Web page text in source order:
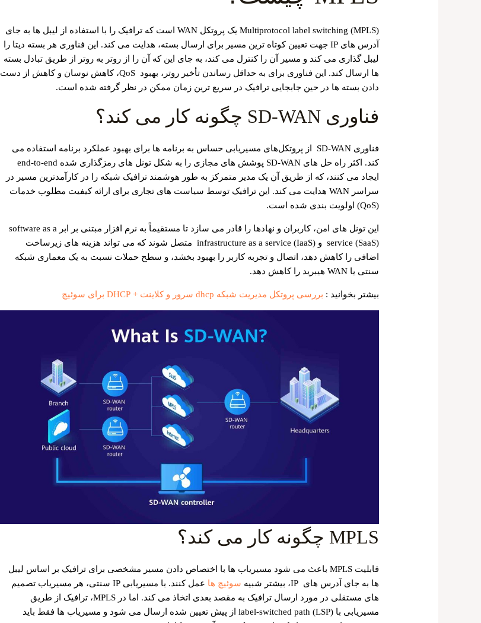
Multiprotocol label switching (MPLS) یک پروتکل WAN است که ترافیک را با استفاده از لیبل ها به جای
آدرس های IP جهت تعیین کوتاه ترین مسیر برای ارسال بسته، هدایت می کند. این فناوری هر بسته دیتا را
لیبل گذاری می کند و مسیر آن را کنترل می ‌کند، به جای این که آن را از روتر به روتر از طریق تبادل بسته
‌ها ارسال کند. این فناوری برای به حداقل رساندن تأخیر روتر، بهبود QoS، کاهش نوسان و کاهش از دست
دادن بسته ها در حین جابجایی ترافیک در سریع ترین زمان ممکن در نظر گرفته شده است.
فناوری SD-WAN چگونه کار می کند؟
فناوری SD-WAN از پروتکل‌های مسیریابی حساس به برنامه‌ ها برای بهبود عملکرد برنامه استفاده می
‌کند. اکثر راه حل های SD-WAN پوشش های مجازی را به شکل تونل های رمزگذاری شده end-to-end
ایجاد می کنند، که از طریق آن یک مدیر متمرکز به طور هوشمند ترافیک شبکه را در کارآمدترین مسیر در
سراسر WAN هدایت می کند. این ترافیک توسط سیاست های تجاری برای ارائه کیفیت مطلوب خدمات
(QoS) اولویت بندی شده است.
این تونل ‌های امن، کاربران و نهادها را قادر می ‌سازد تا مستقیماً به نرم ‌افزار مبتنی بر ابر software as a
service (SaaS) و infrastructure as a service (IaaS) متصل شوند که می ‌تواند هزینه ‌های زیرساخت
اضافی را کاهش دهد، اتصال و تجربه کاربر را بهبود بخشد، و سطح حملات نسبت به یک معماری شبکه
سنتی یا WAN هیبرید را کاهش دهد.
بیشتر بخوانید : بررسی پروتکل مدیریت شبکه dhcp سرور و کلاینت + DHCP برای سوئیچ
MPLS‌ چگونه کار می کند؟
قابلیت MPLS باعث می ‌شود مسیریاب ‌ها با اختصاص دادن مسیر مشخصی برای ترافیک بر اساس لیبل
‌ها به جای آدرس ‌های IP، بیشتر شبیه
سوئیچ ‌ها
عمل کنند. با مسیریابی IP سنتی، هر مسیریاب تصمیم‌
های مستقلی در مورد ارسال ترافیک به مقصد بعدی اتخاذ می ‌کند. اما در MPLS، ترافیک از طریق
مسیریابی با label-switched path (LSP) از پیش تعیین شده ارسال می شود و مسیریاب‌ ها فقط باید